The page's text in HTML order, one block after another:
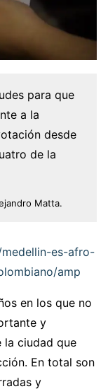
para que
a la
desde
de la
Matta.
es-afro-
amp
en los que no
y
la ciudad que
En total son
y